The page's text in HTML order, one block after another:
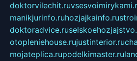
doktorvilechit.ru
manikjurinfo.ruhozjajkainfo.ru
doktoradvice.ru
otopleniehouse.rujustinterior.ru
mojateplica.rupodelkimaster.ru